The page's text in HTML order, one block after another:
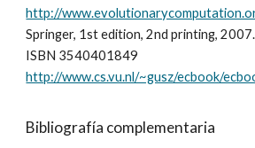
http://
Springer, 1st edition, 2nd printing, 2007.
ISBN 3540401849
http://www.cs.vu.nl/~gusz/ecbook/
Bibliografía complementaria